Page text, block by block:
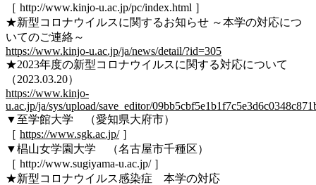
［ http://www.kinjo-u.ac.jp/pc/index.html ］
★新型コロナウイルスに関するお知らせ ～本学の対応につ
いてのご連絡～
https://www.kinjo-u.ac.jp/ja/news/detail/?id=305
★2023年度の新型コロナウイルスに関する対応について
（2023.03.20）
https://www.kinjo-
u.ac.jp/ja/sys/upload/save_editor/
▼至学館大学 （愛知県大府市）
［ https://www.sgk.ac.jp/］
▼椙山女学園大学 （名古屋市千種区）
［ http://www.sugiyama-u.ac.jp/ ］
★新型コロナウイルス感染症 本学の対応